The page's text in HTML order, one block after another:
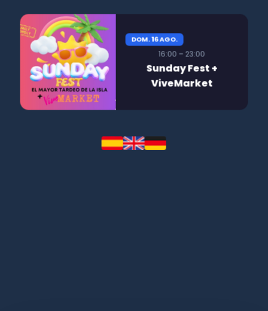
DOM. 16 AGO.
16:00 – 23:00
Sunday Fest +
ViveMarket